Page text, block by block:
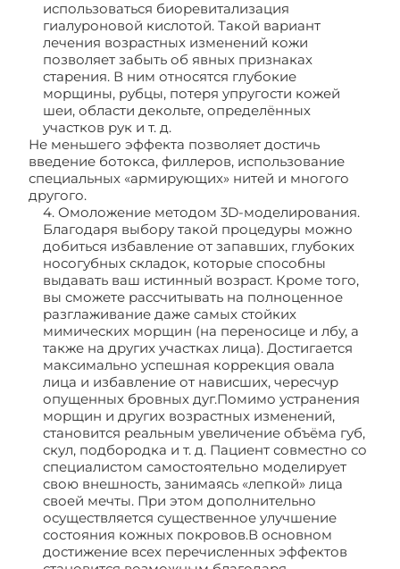
использоваться биоревитализация
гиалуроновой кислотой. Такой вариант
лечения возрастных изменений кожи
позволяет забыть об явных признаках
старения. В ним относятся глубокие
морщины, рубцы, потеря упругости кожей
шеи, области декольте, определённых
участков рук и т. д.
Не меньшего эффекта позволяет достичь
введение ботокса, филлеров, использование
специальных «армирующих» нитей и многого
другого.
4. Омоложение методом 3D-моделирования.
Благодаря выбору такой процедуры можно
добиться избавление от запавших, глубоких
носогубных складок, которые способны
выдавать ваш истинный возраст. Кроме того,
вы сможете рассчитывать на полноценное
разглаживание даже самых стойких
мимических морщин (на переносице и лбу, а
также на других участках лица). Достигается
максимально успешная коррекция овала
лица и избавление от нависших, чересчур
опущенных бровных дуг.Помимо устранения
морщин и других возрастных изменений,
становится реальным увеличение объёма губ,
скул, подбородка и т. д. Пациент совместно со
специалистом самостоятельно моделирует
свою внешность, занимаясь «лепкой» лица
своей мечты. При этом дополнительно
осуществляется существенное улучшение
состояния кожных покровов.В основном
достижение всех перечисленных эффектов